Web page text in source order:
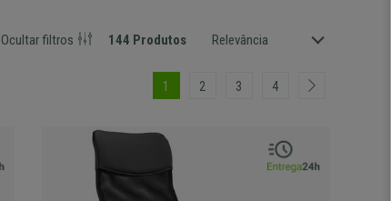
Ocultar filtros 144 Produtos Relevância
1 2 3 4